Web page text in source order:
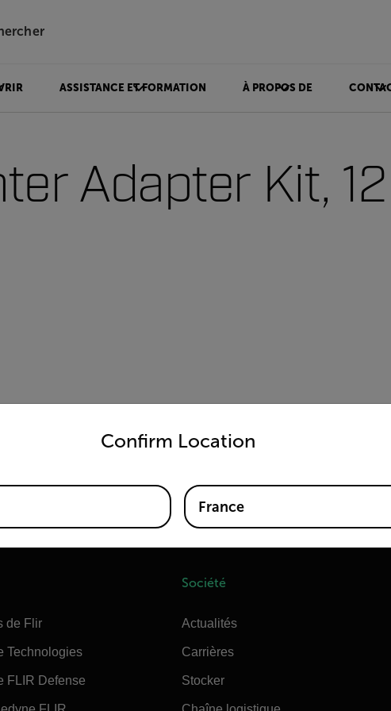
ASSISTANCE ET FORMATION À PROPOS DE
Adapter Kit,
de Flir
Technologies
FLIR Defense
Société
Actualités
Carrières
Stocker
Confirm Location
and language from the options below to access the
France